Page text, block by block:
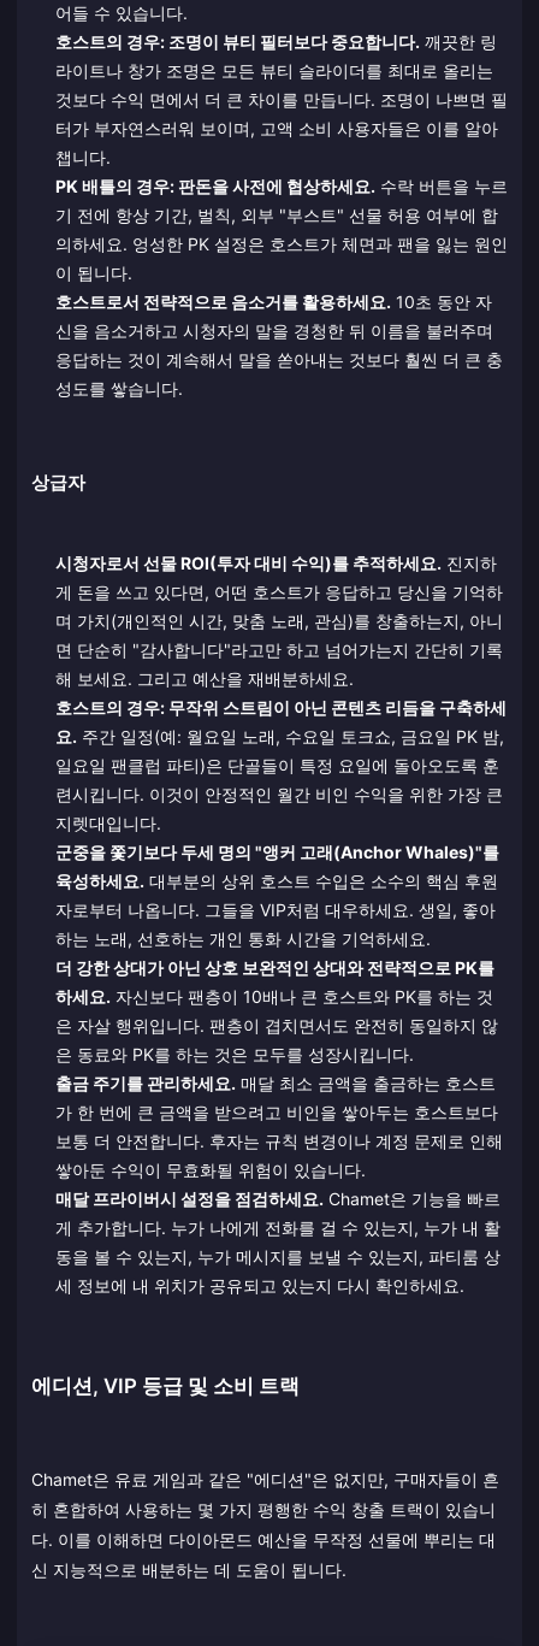
어들 수 있습니다.
호스트의 경우: 조명이 뷰티 필터보다 중요합니다. 깨끗한 링
라이트나 창가 조명은 모든 뷰티 슬라이더를 최대로 올리는
것보다 수익 면에서 더 큰 차이를 만듭니다. 조명이 나쁘면 필
터가 부자연스러워 보이며, 고액 소비 사용자들은 이를 알아
챕니다.
PK 배틀의 경우: 판돈을 사전에 협상하세요. 수락 버튼을 누르
기 전에 항상 기간, 벌칙, 외부 "부스트" 선물 허용 여부에 합
의하세요. 엉성한 PK 설정은 호스트가 체면과 팬을 잃는 원인
이 됩니다.
호스트로서 전략적으로 음소거를 활용하세요. 10초 동안 자
신을 음소거하고 시청자의 말을 경청한 뒤 이름을 불러주며
응답하는 것이 계속해서 말을 쏟아내는 것보다 훨씬 더 큰 충
성도를 쌓습니다.
상급자
시청자로서 선물 ROI(투자 대비 수익)를 추적하세요. 진지하
게 돈을 쓰고 있다면, 어떤 호스트가 응답하고 당신을 기억하
며 가치(개인적인 시간, 맞춤 노래, 관심)를 창출하는지, 아니
면 단순히 "감사합니다"라고만 하고 넘어가는지 간단히 기록
해 보세요. 그리고 예산을 재배분하세요.
호스트의 경우: 무작위 스트림이 아닌 콘텐츠 리듬을 구축하세
요. 주간 일정(예: 월요일 노래, 수요일 토크쇼, 금요일 PK 밤,
일요일 팬클럽 파티)은 단골들이 특정 요일에 돌아오도록 훈
련시킵니다. 이것이 안정적인 월간 비인 수익을 위한 가장 큰
지렛대입니다.
군중을 쫓기보다 두세 명의 "앵커 고래(Anchor Whales)"를
육성하세요. 대부분의 상위 호스트 수입은 소수의 핵심 후원
자로부터 나옵니다. 그들을 VIP처럼 대우하세요. 생일, 좋아
하는 노래, 선호하는 개인 통화 시간을 기억하세요.
더 강한 상대가 아닌 상호 보완적인 상대와 전략적으로 PK를
하세요. 자신보다 팬층이 10배나 큰 호스트와 PK를 하는 것
은 자살 행위입니다. 팬층이 겹치면서도 완전히 동일하지 않
은 동료와 PK를 하는 것은 모두를 성장시킵니다.
출금 주기를 관리하세요. 매달 최소 금액을 출금하는 호스트
가 한 번에 큰 금액을 받으려고 비인을 쌓아두는 호스트보다
보통 더 안전합니다. 후자는 규칙 변경이나 계정 문제로 인해
쌓아둔 수익이 무효화될 위험이 있습니다.
매달 프라이버시 설정을 점검하세요. Chamet은 기능을 빠르
게 추가합니다. 누가 나에게 전화를 걸 수 있는지, 누가 내 활
동을 볼 수 있는지, 누가 메시지를 보낼 수 있는지, 파티룸 상
세 정보에 내 위치가 공유되고 있는지 다시 확인하세요.
에디션, VIP 등급 및 소비 트랙
Chamet은 유료 게임과 같은 "에디션"은 없지만, 구매자들이 흔
히 혼합하여 사용하는 몇 가지 평행한 수익 창출 트랙이 있습니
다. 이를 이해하면 다이아몬드 예산을 무작정 선물에 뿌리는 대
신 지능적으로 배분하는 데 도움이 됩니다.